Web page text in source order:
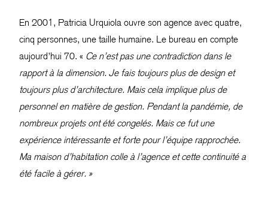
En 2001, Patricia Urquiola ouvre son agence avec quatre,
cinq personnes, une taille humaine. Le bureau en compte
aujourd’hui 70. « Ce n’est pas une contradiction dans le
rapport à la dimension. Je fais toujours plus de design et
toujours plus d’architecture. Mais cela implique plus de
personnel en matière de gestion. Pendant la pandémie, de
nombreux projets ont été congelés. Mais ce fut une
expérience intéressante et forte pour l’équipe rapprochée.
Ma maison d’habitation colle à l’agence et cette continuité a
été facile à gérer. »